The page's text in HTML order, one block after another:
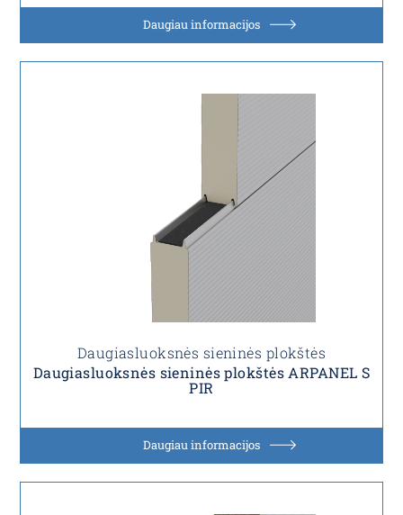
Daugiau informacijos
Daugiasluoksnės sieninės plokštės
Daugiasluoksnės sieninės plokštės ARPANEL S
PIR
Daugiau informacijos